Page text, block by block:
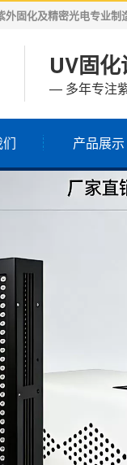
固化及精密光电专业
UV固化
— 多年专注
产品展示